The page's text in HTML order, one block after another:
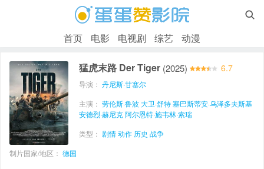

首页 电影 电视剧 综艺 动漫
猛虎末路 Der Tiger (2025) 6.7
导演： 丹尼斯·甘塞尔
主演： 劳伦斯·鲁波 大卫·舒特塞巴斯蒂安·乌泽多夫斯基
安德烈·赫尼克阿尔恩特·施韦林·索瑞
类型： 剧情动作 历史 战争
制片国家/地区： 德国